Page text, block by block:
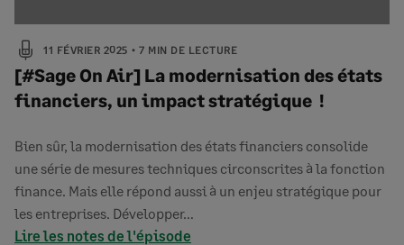
11 FÉVRIER 2025 7 MIN DE LECTURE
[#Sage On Air] La modernisation des états
financiers, un impact stratégique !
Bien sûr, la modernisation des états financiers consolide
une série de mesures techniques circonscrites à la fonction
finance. Mais elle répond aussi à un enjeu stratégique pour
les entreprises. Développer…
Lire les notes de l'épisode